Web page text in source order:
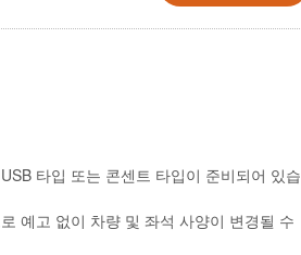
타입 또는 콘센트 타입이 준비되어 있습
예고 없이 차량 및 좌석 사양이 변경될 수